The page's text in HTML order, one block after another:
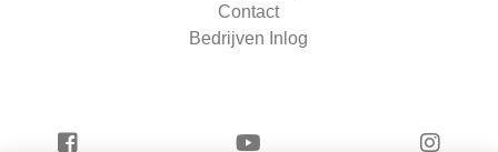
Contact
Bedrijven Inlog